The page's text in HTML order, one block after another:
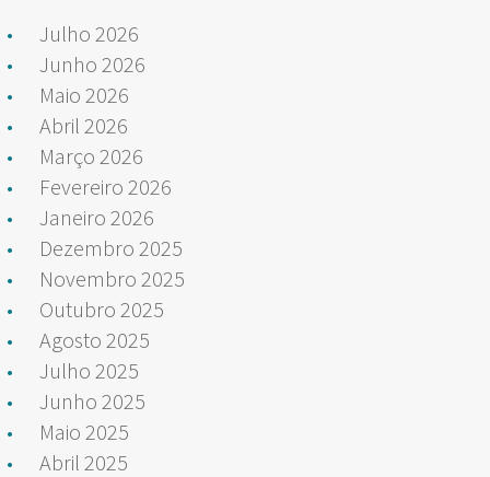
Julho 2026
Junho 2026
Maio 2026
Abril 2026
Março 2026
Fevereiro 2026
Janeiro 2026
Dezembro 2025
Novembro 2025
Outubro 2025
Agosto 2025
Julho 2025
Junho 2025
Maio 2025
Abril 2025